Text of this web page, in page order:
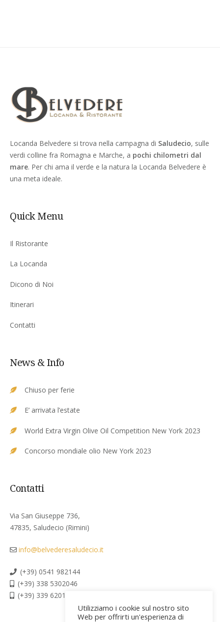
Locanda Belvedere si trova nella campagna di Saludecio, sulle
verdi colline fra Romagna e Marche, a pochi chilometri dal
mare. Per chi ama il verde e la natura la Locanda Belvedere è
una meta ideale.
Quick Menu
Il Ristorante
La Locanda
Dicono di Noi
Itinerari
Contatti
News & Info
Chiuso per ferie
E’ arrivata l’estate
World Extra Virgin Olive Oil Competition New York 2023
Concorso mondiale olio New York 2023
Contatti
Via San Giuseppe 736,
47835, Saludecio (Rimini)
info@belvederesaludecio.it
(+39) 0541 982144
(+39) 338 5302046
(+39) 339 6201267
Utilizziamo i cookie sul nostro sito
Web per offrirti un'esperienza di